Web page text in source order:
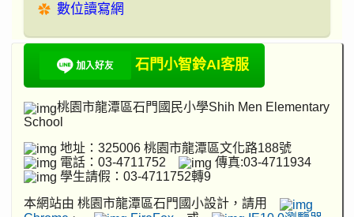
數位讀寫網
石門小智鈴AI客服
桃園市龍潭區石門國民小學Shih Men Elementary
School
地址：325006 桃園市龍潭區文化路188號
電話：03-4711752
傳真:03-4711934
學生請假：03-4711752轉9
本網站由 桃園市龍潭區石門國小設計，請用